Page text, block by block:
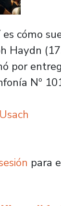
cómo
Haydn
por
Nº
reloj ypara